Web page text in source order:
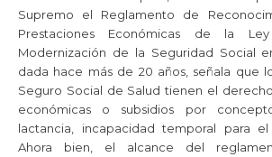
Supremo el Reglamento de
Prestaciones Económicas de la
Modernización de la Seguridad Social
dada hace más de 20 años, señala que
Seguro Social de Salud tienen el
económicas o subsidios por
lactancia, incapacidad temporal para
Ahora bien, el alcance del